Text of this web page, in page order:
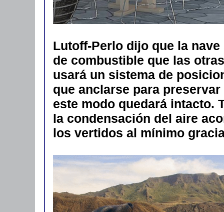
Lutoff-Perlo dijo que la
de combustible que las
usará un sistema de
que anclarse para
este modo quedará intacto.
la condensación del aire
los vertidos al mínimo